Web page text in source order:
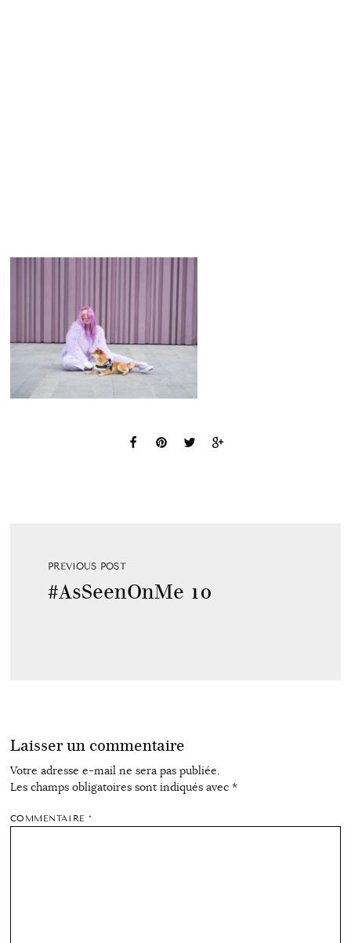
PREVIOUS POST
#AsSeenOnMe 10
Laisser un commentaire
Votre adresse e-mail ne sera pas publiée.
Les champs obligatoires sont indiqués avec *
COMMENTAIRE*